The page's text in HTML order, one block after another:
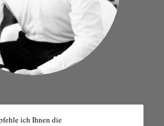
ich Ihnen die